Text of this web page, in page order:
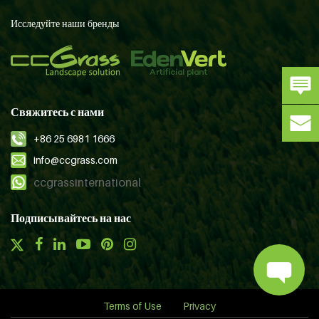
Исследуйте наши бренды
Свяжитесь с нами
+86 25 6981 1666
info@ccgrass.com
ccgrassinternational
Подписывайтесь на нас
Terms of Use Privacy